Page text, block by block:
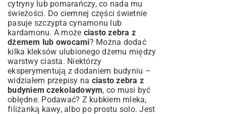
cytryny lub pomarańczy, co nada mu
świeżości. Do ciemnej części świetnie
pasuje szczypta cynamonu lub
kardamonu. A może ciasto zebra z
dżemem lub owocami? Można dodać
kilka kleksów ulubionego dżemu między
warstwy ciasta. Niektórzy
eksperymentują z dodaniem budyniu –
widziałem przepisy na ciasto zebra z
budyniem czekoladowym, co musi być
obłędne. Podawać? Z kubkiem mleka,
filiżanką kawy, albo po prostu solo. Jest